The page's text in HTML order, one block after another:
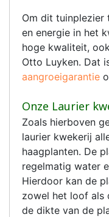
Om dit tuinplezier
en energie in het
hoge kwaliteit,
Otto Luyken. Dat
aangroeigarantie
Onze Laurier
Zoals hierboven
laurier kwekerij
haagplanten. De
regelmatig water
Hierdoor kan de
zowel het loof als
de dikte van de